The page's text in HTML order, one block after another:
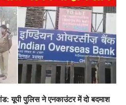
पुलिस ने एनकाउंटर में दो बदमाश